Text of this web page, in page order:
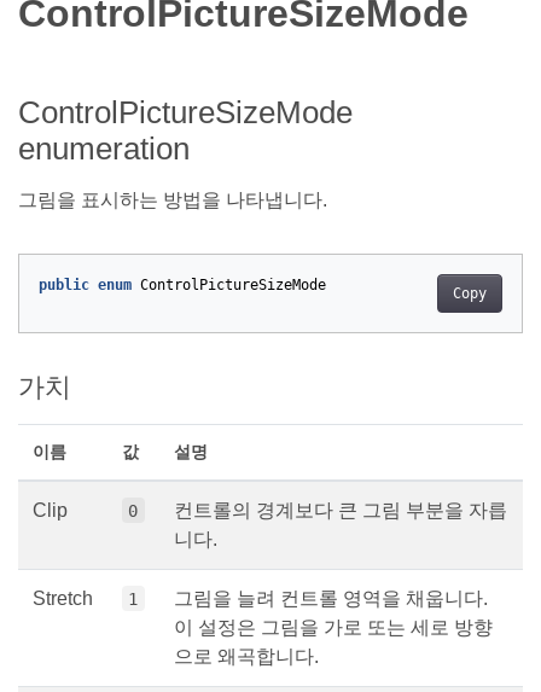
ControlPictureSizeMode
ControlPictureSizeMode
enumeration
그림을 표시하는 방법을 나타냅니다.
Copy
public enum ControlPictureSizeMode
가치
이름 값 설명
Clip 0
컨트롤의 경계보다 큰 그림 부분을 자릅
니다.
Stretch 1
그림을 늘려 컨트롤 영역을 채웁니다.
이 설정은 그림을 가로 또는 세로 방향
으로 왜곡합니다.